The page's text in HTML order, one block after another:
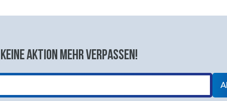
aktion mehr verpassen!